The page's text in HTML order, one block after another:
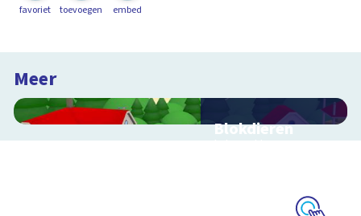
favoriet toevoegen embed
Meer
Blokdieren
Interactieve